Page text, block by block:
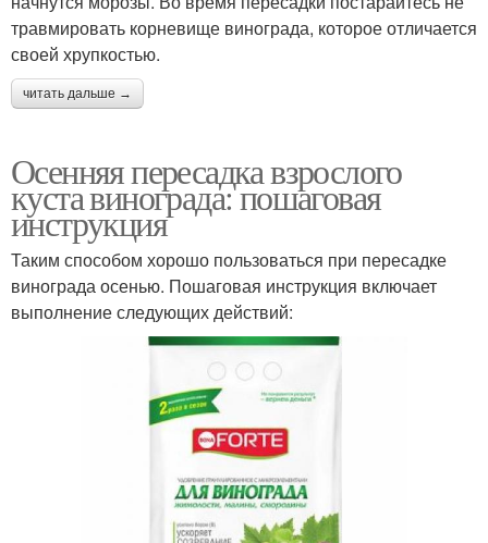
травмировать корневище винограда, которое отличается
своей хрупкостью.
читать дальше →
Осенняя пересадка взрослого
куста винограда: пошаговая
инструкция
Таким способом хорошо пользоваться при пересадке
винограда осенью. Пошаговая инструкция включает
выполнение следующих действий: